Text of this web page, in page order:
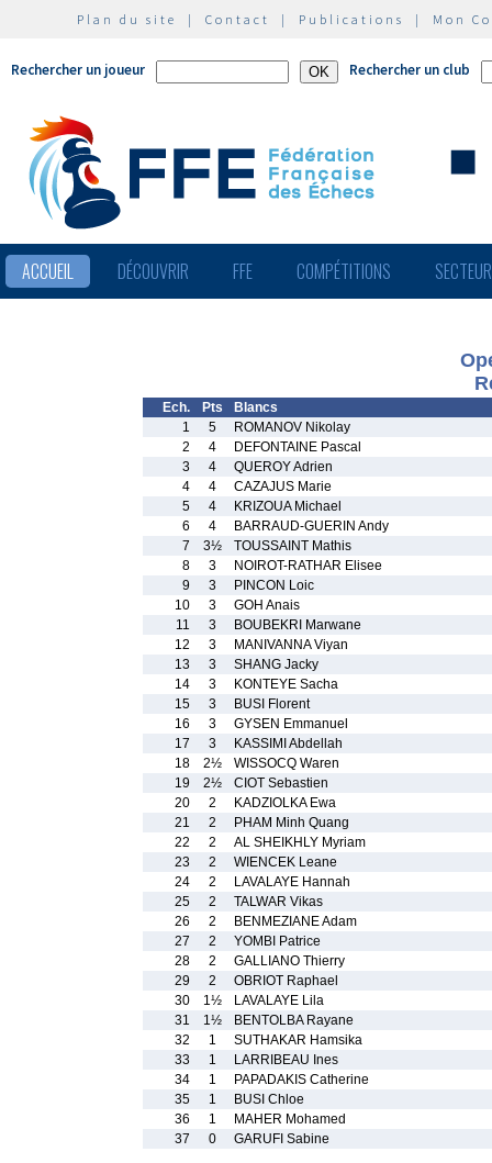
Plan du site | Contact | Publications | Mon
Rechercher un joueur Rechercher un club
ACCUEIL DÉCOUVRIR FFE COMPÉTITIONS
Ech. Pts
Blancs
1
5
ROMANOV Nikolay
2
4
DEFONTAINE Pascal
3
4
QUEROY Adrien
4
4
CAZAJUS Marie
5
4
KRIZOUA Michael
6
4
BARRAUD-GUERIN Andy
7
3½
TOUSSAINT Mathis
8
3
NOIROT-RATHAR Elisee
9
3
PINCON Loic
10
3
GOH Anais
11
3
BOUBEKRI Marwane
12
3
MANIVANNA Viyan
13
3
SHANG Jacky
14
3
KONTEYE Sacha
15
3
BUSI Florent
16
3
GYSEN Emmanuel
17
3
KASSIMI Abdellah
18
2½
WISSOCQ Waren
19
2½
CIOT Sebastien
20
2
KADZIOLKA Ewa
21
2
PHAM Minh Quang
22
2
AL SHEIKHLY Myriam
23
2
WIENCEK Leane
24
2
LAVALAYE Hannah
25
2
TALWAR Vikas
26
2
BENMEZIANE Adam
27
2
YOMBI Patrice
28
2
GALLIANO Thierry
29
2
OBRIOT Raphael
30
1½
LAVALAYE Lila
31
1½
BENTOLBA Rayane
32
1
SUTHAKAR Hamsika
33
1
LARRIBEAU Ines
34
1
PAPADAKIS Catherine
35
1
BUSI Chloe
36
1
MAHER Mohamed
37
0 GARUFI Sabine